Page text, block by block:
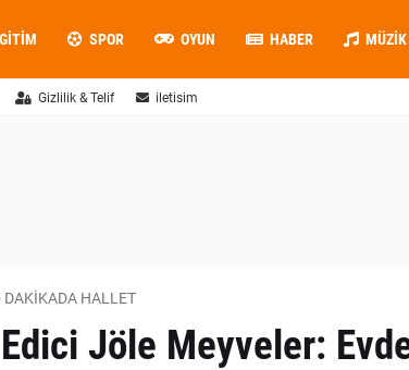
SPOR OYUN HABER MÜZIK
Gizlilik & Telif iletisim
DAKİKADA HALLET
Jöle Meyveler: